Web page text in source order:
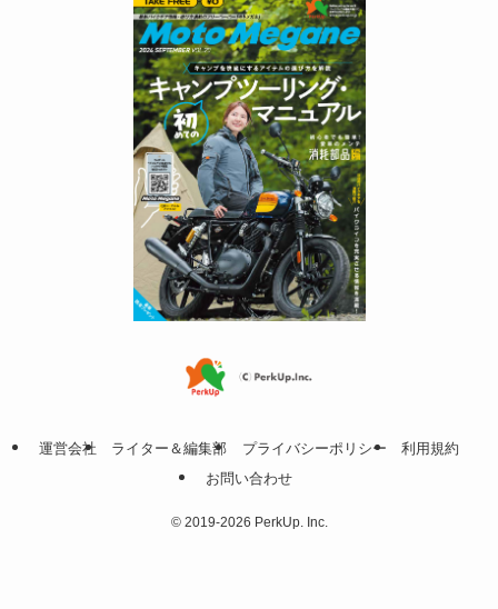
運営会社 ライター＆編集部 プライバシーポリシー
利用規約
お問い合わせ
©2019-2026 PerkUp. Inc.